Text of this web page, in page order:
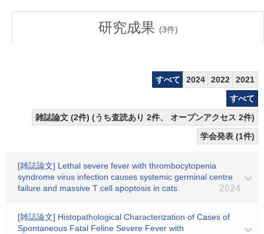
研究成果 (3件)
すべて 2024 2022
2021
すべて
雑誌論文 (2件) (うち査読あり 2件、 オープンアクセス 2件)
学会発表 (1件)
[雑誌論文] Lethal severe fever with thrombocytopenia
syndrome virus infection causes systemic germinal centre
failure and massive T cell apoptosis in cats
2024
[雑誌論文] Histopathological Characterization of Cases of
Spontaneous Fatal Feline Severe Fever with